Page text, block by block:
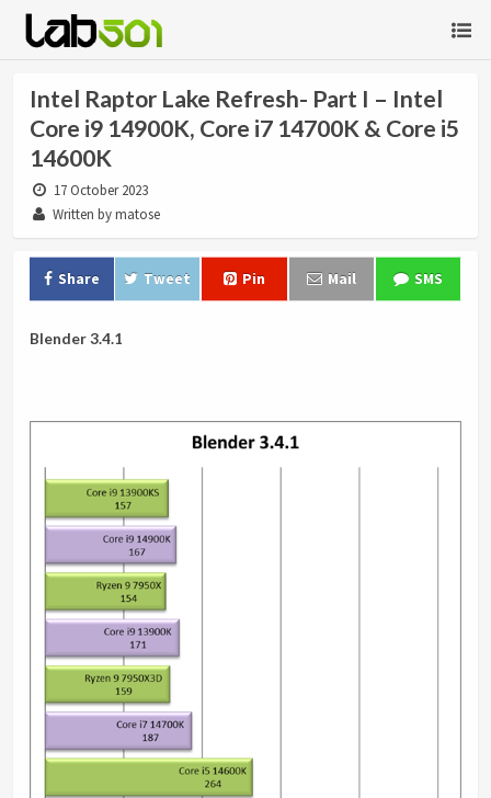
Intel Raptor Lake Refresh- Part I – Intel
Core i9 14900K, Core i7 14700K & Core i5
14600K
17 October 2023
Written by matose
Share Tweet Pin Mail SMS
Blender 3.4.1